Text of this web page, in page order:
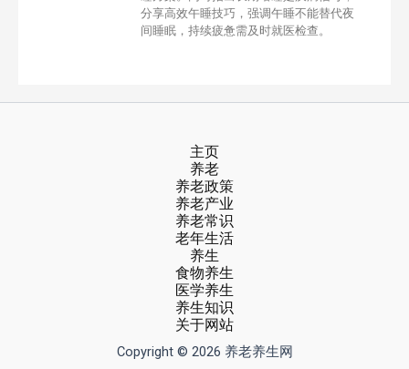
分享高效午睡技巧，强调午睡不能替代夜
间睡眠，持续疲惫需及时就医检查。
主页
养老
养老政策
养老产业
养老常识
老年生活
养生
食物养生
医学养生
养生知识
关于网站
Copyright © 2026 养老养生网